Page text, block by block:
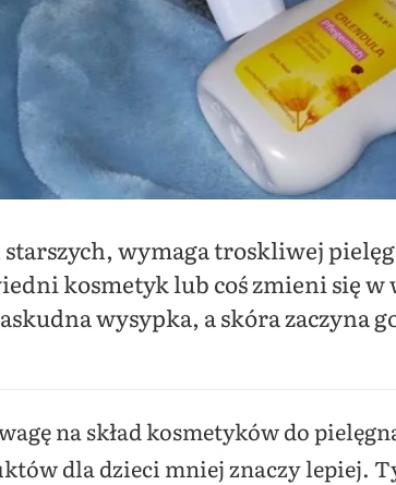
wymaga troskliwej
kosmetyk lub coś zmieni się w
wysypka, a skóra zaczyna
na skład kosmetyków do
dla dzieci mniej znaczy lepiej.